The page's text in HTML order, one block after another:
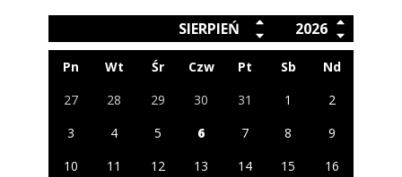
SIERPIEŃ 2026
Pn Wt Śr Czw Pt Sb
Nd
27
28 29 30 31 1
2
3
4 5 6 7 8
9
10
11 12 13 14 15
16